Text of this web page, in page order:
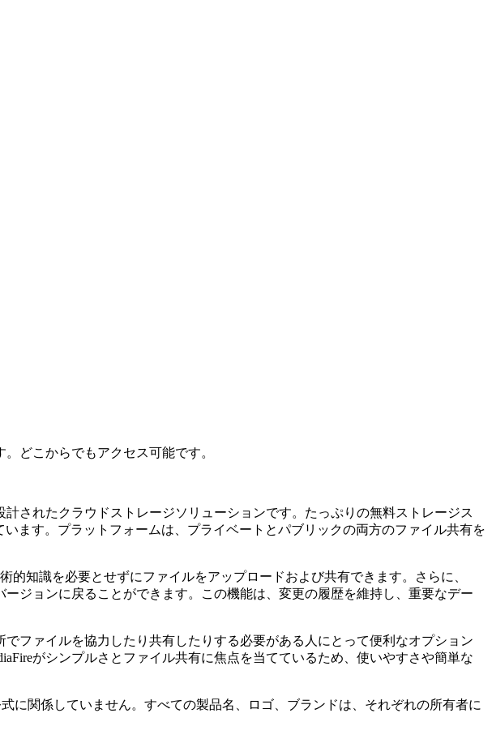
どこからでもアクセス可能です。
されたクラウドストレージソリューションです。たっぷりの無料ストレージス
ます。プラットフォームは、プライベートとパブリックの両方のファイル共有を
知識を必要とせずにファイルをアップロードおよび共有できます。さらに、
ジョンに戻ることができます。この機能は、変更の履歴を維持し、重要なデー
ファイルを協力したり共有したりする必要がある人にとって便利なオプション
がシンプルさとファイル共有に焦点を当てているため、使いやすさや簡単な
に関係していません。すべての製品名、ロゴ、ブランドは、それぞれの所有者に